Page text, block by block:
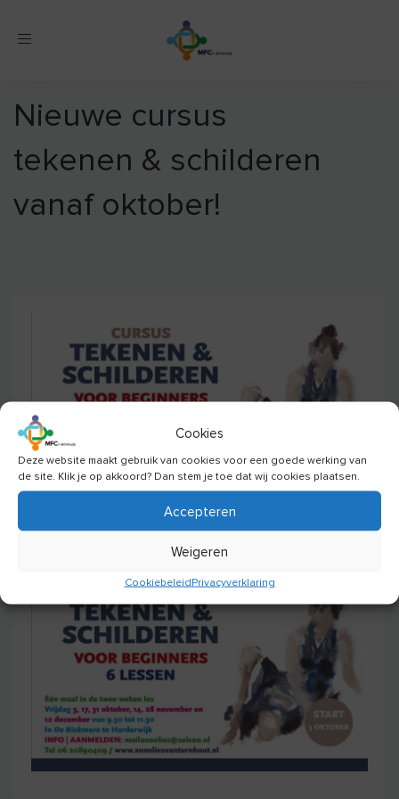
Cookies
Deze website maakt gebruik van cookies voor een goede werking van
de site. Klik je op akkoord? Dan stem je toe dat wij cookies plaatsen.
Accepteren
Weigeren
CookiebeleidPrivacyverklaring
Toggle
Nieuwe cursus
tekenen & schilderen
vanaf oktober!
3 oktober start er weer een nieuwe cursus tekenen &